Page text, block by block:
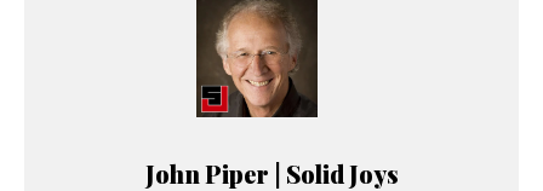
John Piper | Solid Joys